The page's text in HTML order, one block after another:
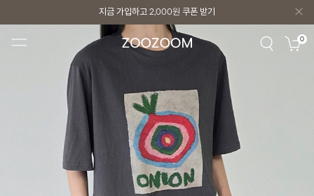
지금 가입하고 2,000원 쿠폰 받기
지금 가입하고 2,000원 쿠폰 받기 0